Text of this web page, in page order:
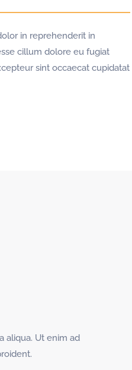
in reprehenderit in
cillum dolore eu fugiat
sint occaecat cupidatat
aliqua. Ut enim ad